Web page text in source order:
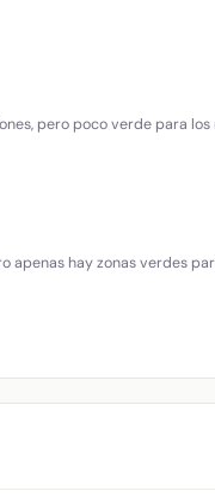
pero poco verde para los
apenas hay zonas verdes